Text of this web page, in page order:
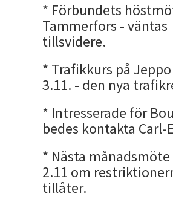
* Förbundets
Tammerfors - väntas
tillsvidere.
* Trafikkurs på
3.11. - den nya
* Intresserade för
bedes kontakta Carl-
* Nästa
2.11 om
tillåter.